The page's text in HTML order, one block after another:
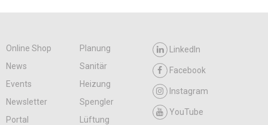
Online Shop
Planung
News
Sanitär
Events
Heizung
Newsletter
Spengler
Portal
Lüftung
LinkedIn
Facebook
Instagram
YouTube